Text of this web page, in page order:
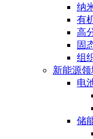
纳
有
高
固
组
新能源领
电
储